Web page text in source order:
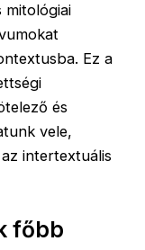
mitológiai
Ez a
és
vele,
intertextuális
főbb